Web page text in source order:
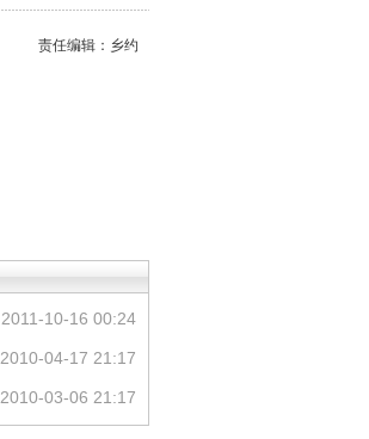
责任编辑：乡约
2011-10-16 00:24
2010-04-17 21:17
2010-03-06 21:17